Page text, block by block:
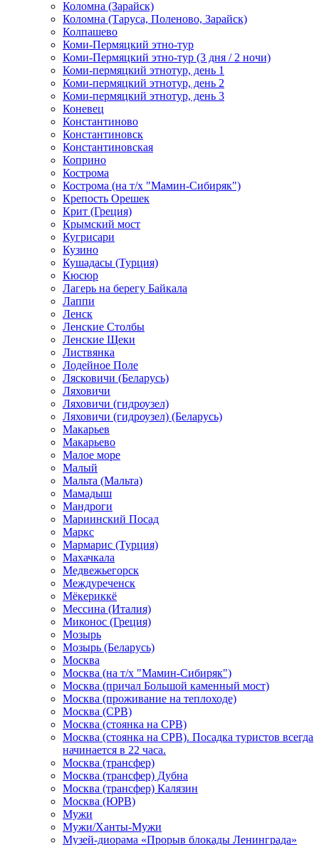
Коломна (Зарайск)
Коломна (Таруса, Поленово, Зарайск)
Колпашево
Коми-Пермяцкий этно-тур
Коми-Пермяцкий этно-тур (3 дня / 2 ночи)
Коми-пермяцкий этнотур, день 1
Коми-пермяцкий этнотур, день 2
Коми-пермяцкий этнотур, день 3
Коневец
Константиново
Константиновск
Константиновская
Коприно
Кострома
Кострома (на т/х "Мамин-Сибиряк")
Крепость Орешек
Крит (Греция)
Крымский мост
Кугрисари
Кузино
Кушадасы (Турция)
Кюсюр
Лагерь на берегу Байкала
Лаппи
Ленск
Ленские Столбы
Ленские Щеки
Листвянка
Лодейное Поле
Лясковичи (Беларусь)
Ляховичи
Ляховичи (гидроузел)
Ляховичи (гидроузел) (Беларусь)
Макарьев
Макарьево
Малое море
Малый
Мальта (Мальта)
Мамадыш
Мандроги
Мариинский Посад
Маркс
Мармарис (Турция)
Махачкала
Медвежьегорск
Междуреченск
Мёкериккё
Мессина (Италия)
Миконос (Греция)
Мозырь
Мозырь (Беларусь)
Москва
Москва (на т/х "Мамин-Сибиряк")
Москва (причал Большой каменный мост)
Москва (проживание на теплоходе)
Москва (СРВ)
Москва (стоянка на СРВ)
Москва (стоянка на СРВ). Посадка туристов всегда
начинается в 22 часа.
Москва (трансфер)
Москва (трансфер) Дубна
Москва (трансфер) Калязин
Москва (ЮРВ)
Мужи
Мужи/Ханты-Мужи
Музей-диорама «Прорыв блокады Ленинграда»